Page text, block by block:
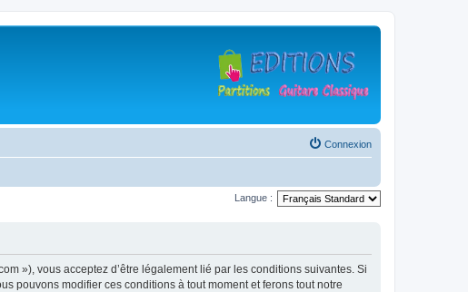
Connexion
Langue :
»), vous acceptez d’être légalement lié par les conditions suivantes. Si
pouvons modifier ces conditions à tout moment et ferons tout notre